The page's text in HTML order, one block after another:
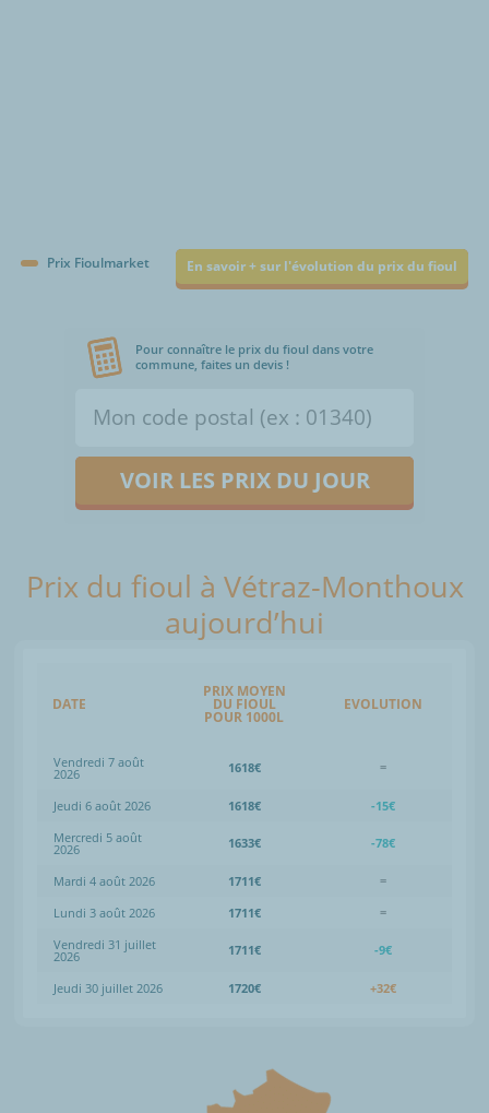
Prix Fioulmarket En savoir + sur l'évolution du prix du fioul
Pour connaître le prix du fioul dans votre
commune, faites un devis !
VOIR LES PRIX DU JOUR
Prix du fioul à Vétraz-Monthoux
aujourd’hui
DATE
PRIX MOYEN
DU FIOUL
POUR 1000L
EVOLUTION
Vendredi 7 août
2026 1618€ =
Jeudi 6 août 2026 1618€
-15€
Mercredi 5 août
2026 1633€ -78€
Mardi 4 août 2026 1711€
=
Lundi 3 août 2026
1711€
=
Vendredi 31 juillet
2026 1711€ -9€
Jeudi 30 juillet 2026 1720€ +32€